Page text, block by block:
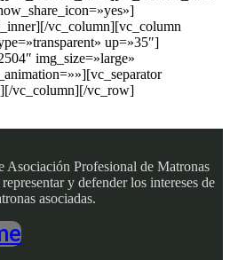
vc_column][vc_column
up=»35″]
img_size=»large»
vc_column][/vc_row]
Asociación Profesional de Matronas
y defender los intereses de
asociadas.